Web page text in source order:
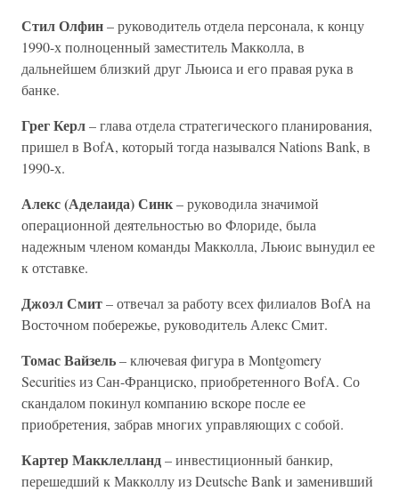
Стил Олфин– руководитель отдела персонала, к концу
1990-х полноценный заместитель Макколла, в
дальнейшем близкий друг Льюиса и его правая рука в
банке.
Грег Керл– глава отдела стратегического планирования,
пришел в BofA, который тогда назывался Nations Bank, в
1990-х.
Алекс (Аделаида) Синк– руководила значимой
операционной деятельностью во Флориде, была
надежным членом команды Макколла, Льюис вынудил ее
к отставке.
Джоэл Смит– отвечал за работу всех филиалов BofA на
Восточном побережье, руководитель Алекс Смит.
Томас Вайзель– ключевая фигура в Montgomery
Securities из Сан-Франциско, приобретенного BofA. Со
скандалом покинул компанию вскоре после ее
приобретения, забрав многих управляющих с собой.
Картер Макклелланд– инвестиционный банкир,
перешедший к Макколлу из Deutsche Bank и заменивший